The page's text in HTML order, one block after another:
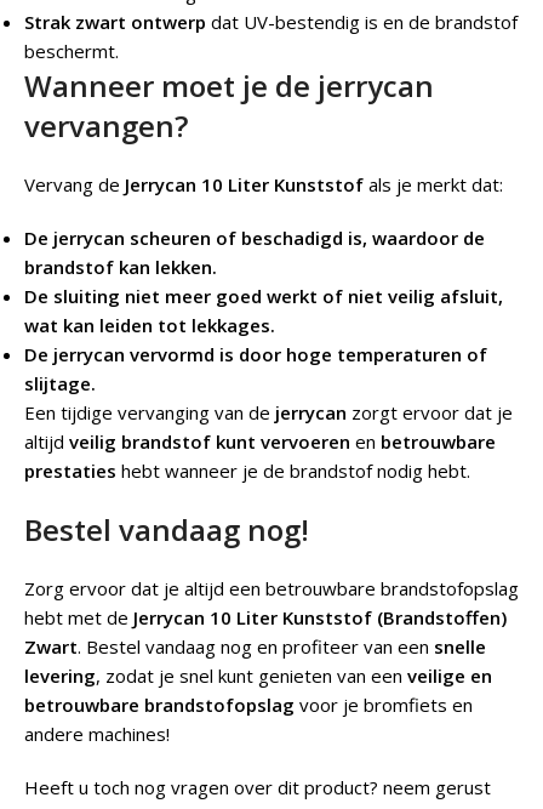
Strak zwart ontwerp dat UV-bestendig is en de brandstof
beschermt.
Wanneer moet je de jerrycan
vervangen?
Vervang de Jerrycan 10 Liter Kunststof als je merkt dat:
De jerrycan scheuren of beschadigd is, waardoor de
brandstof kan lekken.
De sluiting niet meer goed werkt of niet veilig afsluit,
wat kan leiden tot lekkages.
De jerrycan vervormd is door hoge temperaturen of
slijtage.
Een tijdige vervanging van de jerrycan zorgt ervoor dat je
altijd veilig brandstof kunt vervoeren en betrouwbare
prestaties hebt wanneer je de brandstof nodig hebt.
Bestel vandaag nog!
Zorg ervoor dat je altijd een betrouwbare brandstofopslag
hebt met de Jerrycan 10 Liter Kunststof (Brandstoffen)
Zwart. Bestel vandaag nog en profiteer van een snelle
levering, zodat je snel kunt genieten van een veilige en
betrouwbare brandstofopslag voor je bromfiets en
andere machines!
Heeft u toch nog vragen over dit product? neem gerust